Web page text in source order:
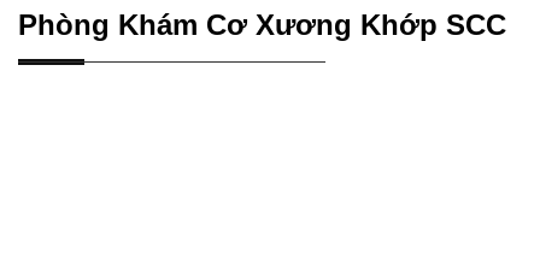
Phòng Khám Cơ Xương Khớp SCC